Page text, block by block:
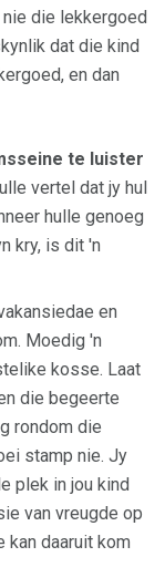
die lekkergoed
dat die kind
en dan
te luister
vertel dat jy hul
hulle genoeg
kry, is dit 'n
en
Moedig 'n
kosse. Laat
die begeerte
rondom die
stamp nie. Jy
plek in jou kind
van vreugde op
kan daaruit kom